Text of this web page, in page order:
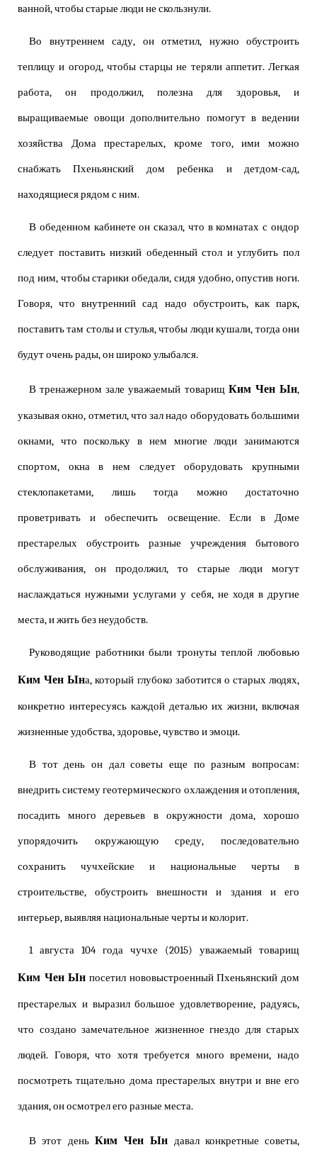
ванной, чтобы старые люди не скользнули.
Во внутреннем саду, он отметил, нужно обустроить
теплицу и огород, чтобы старцы не теряли аппетит. Легкая
работа, он продолжил, полезна для здоровья, и
выращиваемые овощи дополнительно помогут в ведении
хозяйства Дома престарелых, кроме того, ими можно
снабжать Пхеньянский дом ребенка и детдом-сад,
находящиеся рядом с ним.
В обеденном кабинете он сказал, что в комнатах с ондор
следует поставить низкий обеденный стол и углубить пол
под ним, чтобы старики обедали, сидя удобно, опустив ноги.
Говоря, что внутренний сад надо обустроить, как парк,
поставить там столы и стулья, чтобы люди кушали, тогда они
будут очень рады, он широко улыбался.
В тренажерном зале уважаемый товарищ Ким Чен Ын,
указывая окно, отметил, что зал надо оборудовать большими
окнами, что поскольку в нем многие люди занимаются
спортом, окна в нем следует оборудовать крупными
стеклопакетами, лишь тогда можно достаточно
проветривать и обеспечить освещение. Если в Доме
престарелых обустроить разные учреждения бытового
обслуживания, он продолжил, то старые люди могут
наслаждаться нужными услугами у себя, не ходя в другие
места, и жить без неудобств.
Руководящие работники были тронуты теплой любовью
Ким Чен Ына, который глубоко заботится о старых людях,
конкретно интересуясь каждой деталью их жизни, включая
жизненные удобства, здоровье, чувство и эмоци.
В тот день он дал советы еще по разным вопросам:
внедрить систему геотермического охлаждения и отопления,
посадить много деревьев в окружности дома, хорошо
упорядочить окружающую среду, последовательно
сохранить чучхейские и национальные черты в
строительстве, обустроить внешности и здания и его
интерьер, выявляя национальные черты и колорит.
1 августа 104 года чучхе (2015) уважаемый товарищ
Ким Чен Ын посетил нововыстроенный Пхеньянский дом
престарелых и выразил большое удовлетворение, радуясь,
что создано замечательное жизненное гнездо для старых
людей. Говоря, что хотя требуется много времени, надо
посмотреть тщательно дома престарелых внутри и вне его
здания, он осмотрел его разные места.
В этот день Ким Чен Ын давал конкретные советы,